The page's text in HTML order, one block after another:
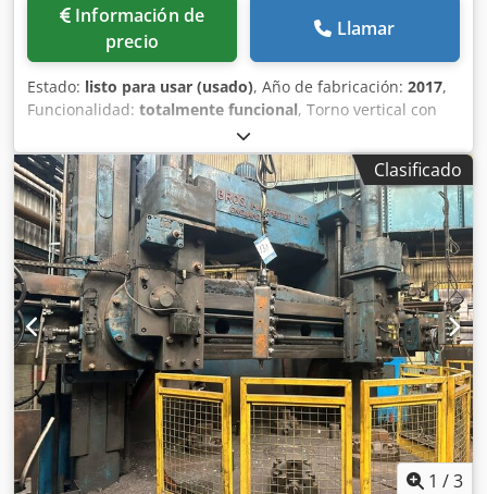
Información de
precio
Llamar
Estado: listo para usar (usado), Año de fabricación: 2017,
Funcionalidad: totalmente funcional, Torno vertical con
diámetro de mesa de 2.200 mm y diámetro de paso de
aprox. 2.500 mm. La máquina base es del fabricante chino
QQHR (fabricante de renombre). Todo el sistema eléctrico,
incluido el motor principal, los servodrives, el armario de
control y el PLC, fue completamente renovado y revisado
profesionalmente en 2017 por la empresa Paulmann
(Alemania). Crodpfx Aijycgxke Sjf
Clasificado
1 /3